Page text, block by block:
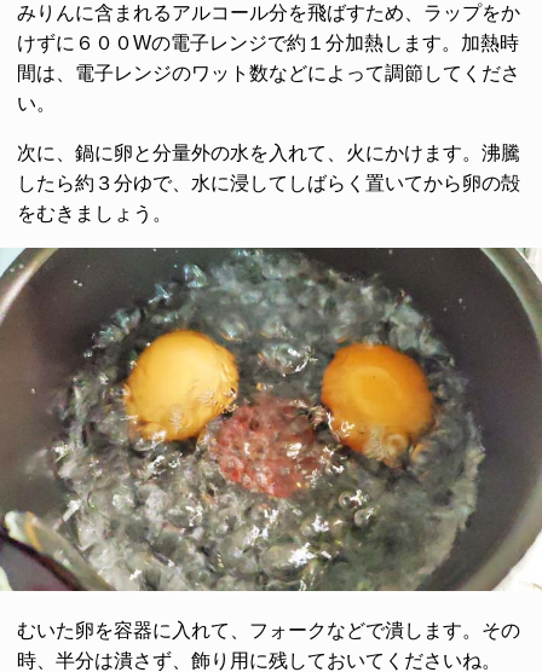
みりんに含まれるアルコール分を飛ばすため、ラップをか
けずに６００Wの電子レンジで約１分加熱します。加熱時
間は、電子レンジのワット数などによって調節してくださ
い。
次に、鍋に卵と分量外の水を入れて、火にかけます。沸騰
したら約３分ゆで、水に浸してしばらく置いてから卵の殻
をむきましょう。
むいた卵を容器に入れて、フォークなどで潰します。その
時、半分は潰さず、飾り用に残しておいてくださいね。